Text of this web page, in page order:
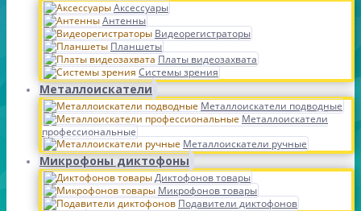
Аксессуары
Антенны
Видеорегистраторы
Планшеты
Платы видеозахвата
Системы зрения
Металлоискатели
Металлоискатели подводные
Металлоискатели
профессиональные
Металлоискатели ручные
Микрофоны диктофоны
Диктофонов товары
Микрофонов товары
Подавители диктофонов